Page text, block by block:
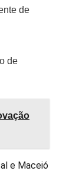
de
de
e Maceió